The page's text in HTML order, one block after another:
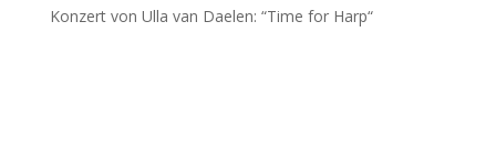
Konzert von Ulla van Daelen: “Time for Harp“